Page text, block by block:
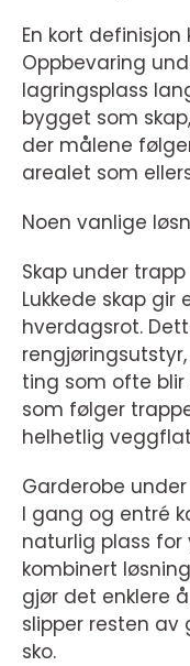
En kort
Oppbevaring
lagringsplass
bygget som
der målene
arealet som
Noen vanlige
Skap under trapp
Lukkede skap gir
hverdagsrot.
rengjøringsutstyr,
ting som ofte
som følger
helhetlig
Garderobe
I gang og entré
naturlig plass for
kombinert
gjør det enklere
slipper resten av
sko.